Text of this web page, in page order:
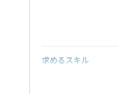
求めるスキル